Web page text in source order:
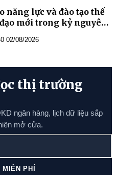
năng lực và đào tạo thế
mới trong kỷ nguyên
02/08/2026
thị trường
ngân hàng, lịch dữ liệu sắp
mở cửa.
PHÍ